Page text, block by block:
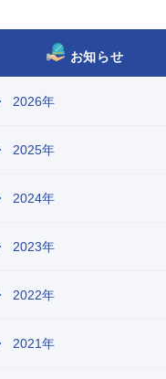
お知らせ
2026年
2025年
2024年
2023年
2022年
2021年